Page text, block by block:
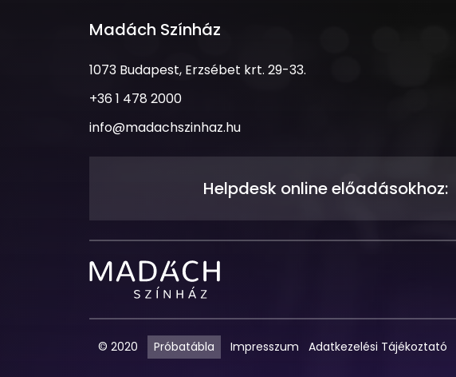
Madách Színház
1073
Erzsébet
krt.
1073 Budapest, Erzsébet krt. 29-33.
Telefonszám
+36 1 478 2000
Email
info@madachszinhaz.hu
Helpdesk online előadásokhoz:
© 2020 Próbatábla Impresszum Adatkezelési Tájékoztató